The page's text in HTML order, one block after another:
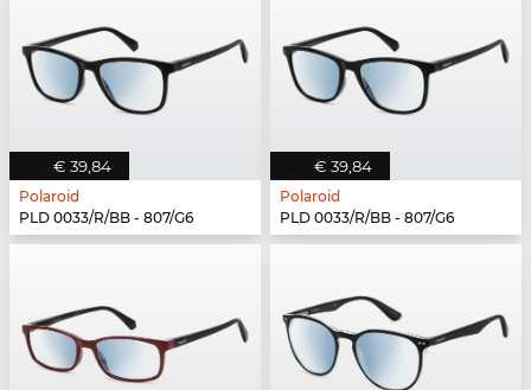
€ 39,84
Polaroid
PLD 0033/R/BB - 807/G6
€ 39,84
Polaroid
PLD 0033/R/BB - 807/G6